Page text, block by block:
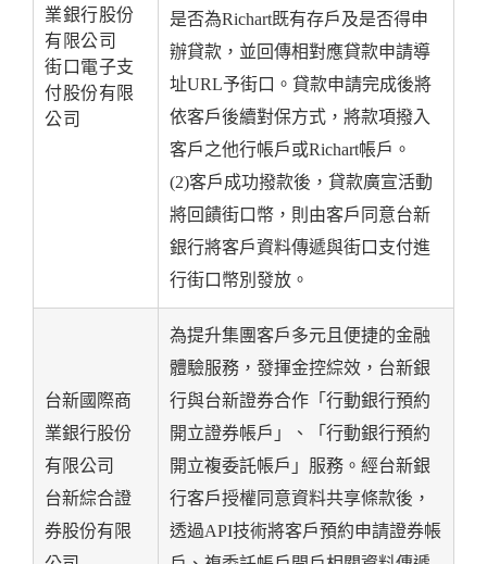
業銀行股份
有限公司
街口電子支
付股份有限
公司
是否為Richart既有存戶及是否得申
辦貸款，並回傳相對應貸款申請導
址URL予街口。貸款申請完成後將
依客戶後續對保方式，將款項撥入
客戶之他行帳戶或Richart帳戶。
(2)客戶成功撥款後，貸款廣宣活動
將回饋街口幣，則由客戶同意台新
銀行將客戶資料傳遞與街口支付進
行街口幣別發放。
台新國際商
業銀行股份
有限公司
台新綜合證
券股份有限
為提升集團客戶多元且便捷的金融
體驗服務，發揮金控綜效，台新銀
行與台新證券合作「行動銀行預約
開立證券帳戶」、「行動銀行預約
開立複委託帳戶」服務。經台新銀
行客戶授權同意資料共享條款後，
透過API技術將客戶預約申請證券帳